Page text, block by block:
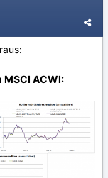
MSCI ACWI: